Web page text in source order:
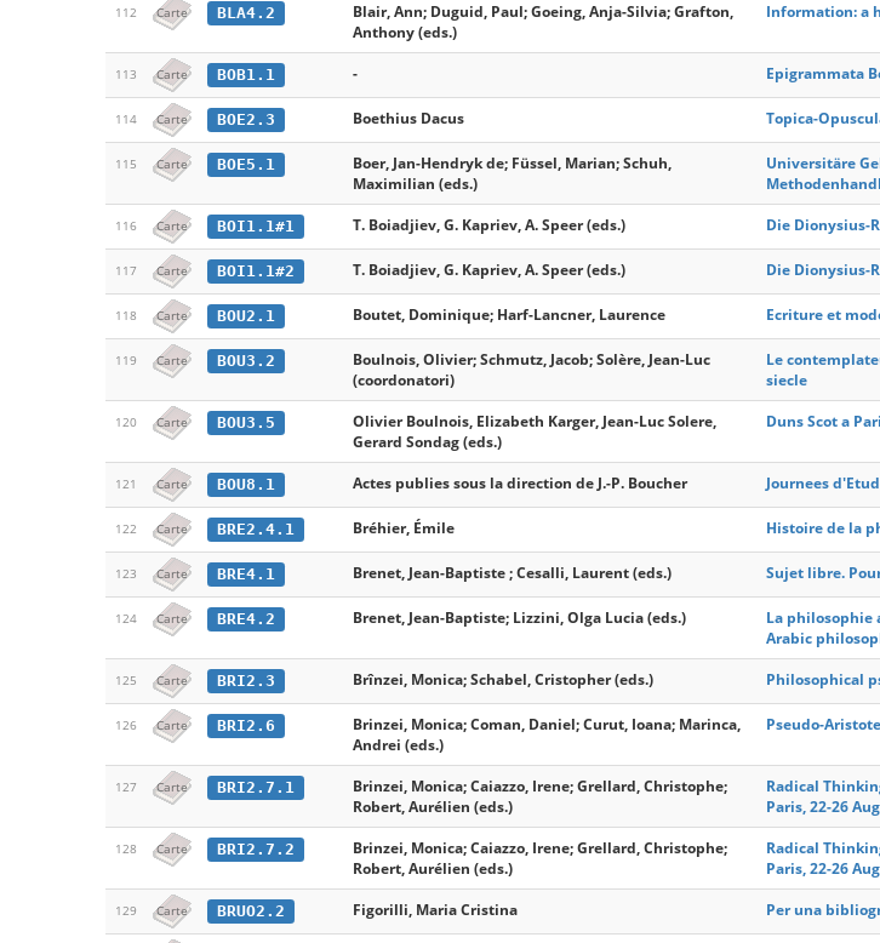
112 Carte BLA4.2
Blair, Ann; Duguid, Paul; Goeing, Anja-Silvia; Grafton,
Anthony (eds.)
Information: a
113 Carte BOB1.1 - Epigrammata
114 Carte BOE2.3 Boethius Dacus Topica-
115 Carte BOE5.1
Boer, Jan-Hendryk de; Füssel, Marian; Schuh,
Maximilian (eds.)
Universitäre
116 Carte BOI1.1#1 T. Boiadjiev, G. Kapriev, A. Speer (eds.) Die Dionysius-
117 Carte BOI1.1#2 T. Boiadjiev, G. Kapriev, A. Speer (eds.) Die Dionysius-
118 Carte BOU2.1 Boutet, Dominique; Harf-Lancner, Laurence Ecriture et
119 Carte BOU3.2
Boulnois, Olivier; Schmutz, Jacob; Solère, Jean-Luc
(coordonatori)
Le
siecle
120 Carte BOU3.5
Olivier Boulnois, Elizabeth Karger, Jean-Luc Solere,
Gerard Sondag (eds.)
Duns Scot a
121 Carte BOU8.1 Actes publies sous la direction de J.-P. Boucher Journees
122 Carte BRE2.4.1 Bréhier, Émile Histoire de la
123 Carte BRE4.1 Brenet, Jean-Baptiste ; Cesalli, Laurent (eds.) Sujet libre.
124 Carte BRE4.2 Brenet, Jean-Baptiste; Lizzini, Olga Lucia (eds.)
La philosophie
Arabic
125 Carte BRI2.3 Brînzei, Monica; Schabel, Cristopher (eds.) Philosophical
126 Carte BRI2.6
Brinzei, Monica; Coman, Daniel; Curut, Ioana; Marinca,
Andrei (eds.)
Pseudo-
127 Carte BRI2.7.1
Brinzei, Monica; Caiazzo, Irene; Grellard, Christophe;
Robert, Aurélien (eds.)
Radical
Paris, 22-26
128 Carte BRI2.7.2
Brinzei, Monica; Caiazzo, Irene; Grellard, Christophe;
Robert, Aurélien (eds.)
Radical
Paris, 22-26
129 Carte BRUO2.2 Figorilli, Maria Cristina Per una